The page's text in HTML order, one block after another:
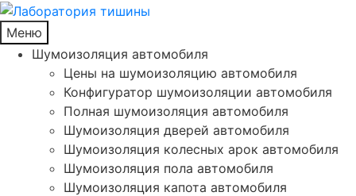
Меню
Шумоизоляция автомобиля
Цены на шумоизоляцию автомобиля
Конфигуратор шумоизоляции автомобиля
Полная шумоизоляция автомобиля
Шумоизоляция дверей автомобиля
Шумоизоляция колесных арок автомобиля
Шумоизоляция пола автомобиля
Шумоизоляция капота автомобиля